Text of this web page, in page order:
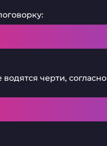
черти, согласно